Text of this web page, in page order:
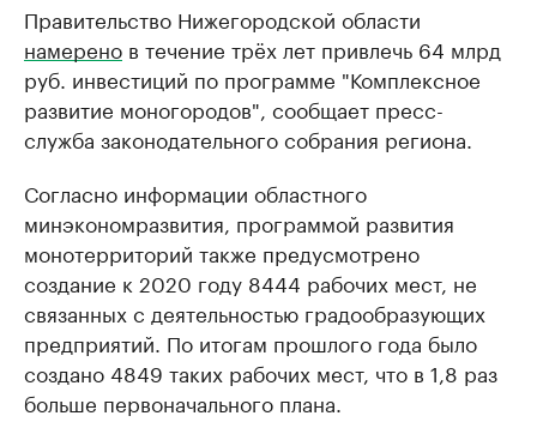
Правительство Нижегородской области
намерено в течение трёх лет привлечь 64 млрд
руб. инвестиций по программе ​"Комплексное
развитие моногородов", сообщает пресс-
служба законодательного собрания региона.
Согласно информации областного
минэкономразвития, программой развития
монотерриторий также предусмотрено
создание к 2020 году 8444 рабочих мест, не
связанных с деятельностью градообразующих
предприятий. По итогам прошлого года было
создано 4849 таких рабочих мест, что в 1,8 раз
больше первоначального плана.